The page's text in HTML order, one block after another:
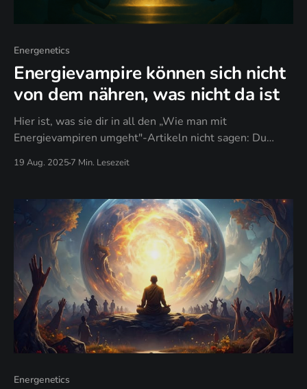
Energenetics
Energievampire können sich nicht
von dem nähren, was nicht da ist
Hier ist, was sie dir in all den „Wie man mit
Energievampiren umgeht"-Artikeln nicht sagen: Du
kannst nicht ausgesaugt werden, wenn du energetisch
nicht verfügbar bist.
19 Aug. 2025 7 Min. Lesezeit
Energenetics